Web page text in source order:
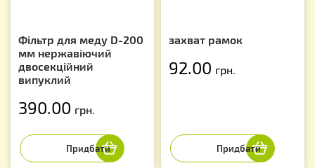
Фільтр для меду D-200
мм нержавіючий
двосекційний
випуклий
390.00 грн.
захват рамок
92.00 грн.